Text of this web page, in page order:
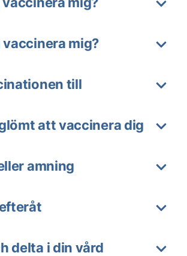
vaccinera mig?
till
att vaccinera dig
amning
delta i din vård